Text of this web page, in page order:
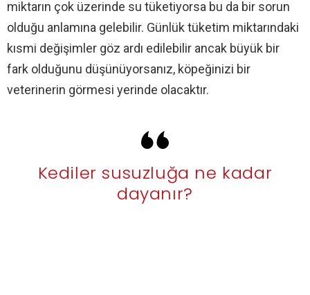
miktarın çok üzerinde su tüketiyorsa bu da bir sorun
olduğu anlamına gelebilir. Günlük tüketim miktarındaki
kısmi değişimler göz ardı edilebilir ancak büyük bir
fark olduğunu düşünüyorsanız, köpeğinizi bir
veterinerin görmesi yerinde olacaktır.
Kediler susuzluğa ne kadar
dayanır?